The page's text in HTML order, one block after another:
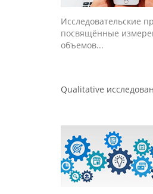
Исследовательские
посвящённые
объемов...
Qualitative